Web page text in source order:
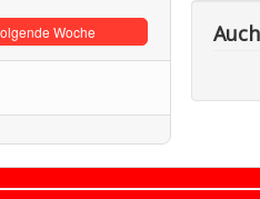
Woche